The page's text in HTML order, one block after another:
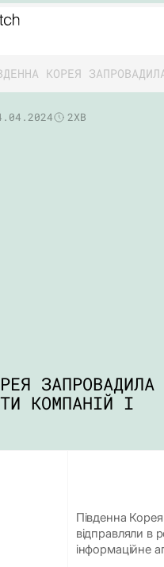
КОРЕЯ
2ХВ
ЗАПРОВАДИЛА
КОМПАНІЙ І
Південна
відправляли в
інформаційне